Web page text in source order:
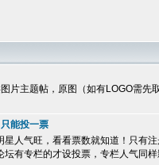
片主题帖，原图（如有LOGO需先
能投一票
星人气旺，看看票数就知道！只有
坛有专栏的才设投票，专栏人气同